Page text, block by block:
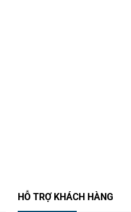
HỖ TRỢ KHÁCH HÀNG